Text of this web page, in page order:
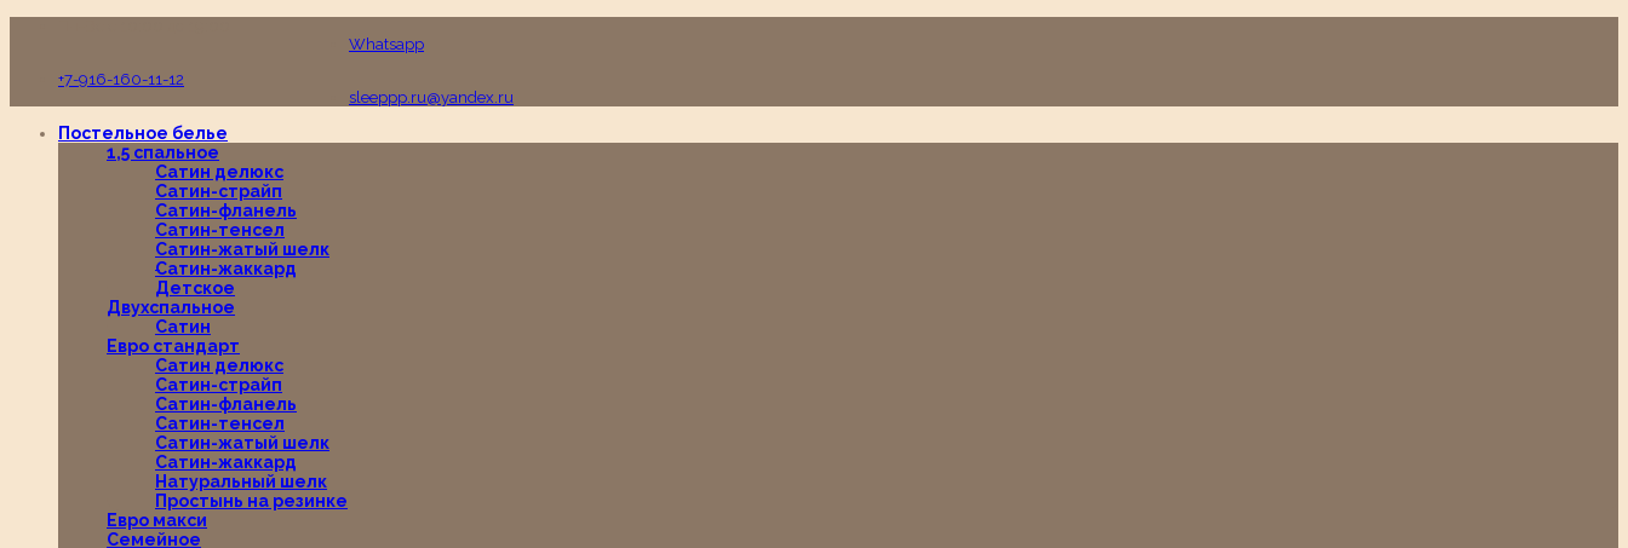
Whatsapp
+7-916-160-11-12
sleeppp.ru@yandex.ru
Постельное белье
1,5 спальное
Сатин делюкс
Сатин-страйп
Сатин-фланель
Сатин-тенсел
Сатин-жатый шелк
Сатин-жаккард
Детское
Двухспальное
Сатин
Евро стандарт
Сатин делюкс
Сатин-страйп
Сатин-фланель
Сатин-тенсел
Сатин-жатый шелк
Сатин-жаккард
Натуральный шелк
Простынь на резинке
Евро макси
Семейное